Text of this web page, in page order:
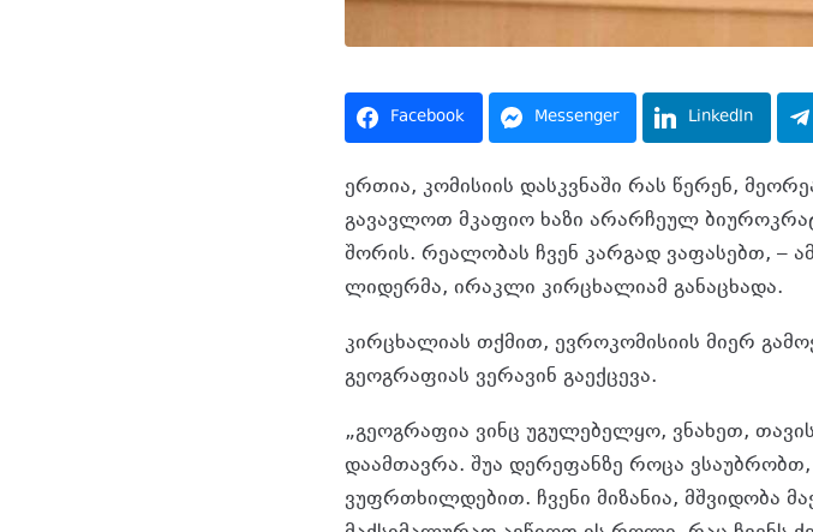
Facebook Messenger LinkedIn
ერთია, კომისიის დასკვნაში რას წერენ,
გავავლოთ მკაფიო ხაზი არარჩეულ
შორის. რეალობას ჩვენ კარგად ვაფასებთ, –
ლიდერმა, ირაკლი კირცხალიამ განაცხადა.
კირცხალიას თქმით, ევროკომისიის მიერ
გეოგრაფიას ვერავინ გაექცევა.
„გეოგრაფია ვინც უგულებელყო, ვნახეთ,
დაამთავრა. შუა დერეფანზე როცა
ვუფრთხილდებით. ჩვენი მიზანია, მშვიდობა